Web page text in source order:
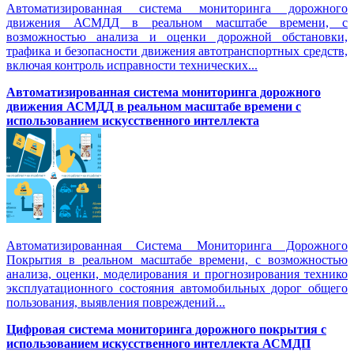
Автоматизированная система мониторинга дорожного
движения АСМДД в реальном масштабе времени, с
возможностью анализа и оценки дорожной обстановки,
трафика и безопасности движения автотранспортных средств,
включая контроль исправности технических...
Автоматизированная cистема мониторинга дорожного
движения АСМДД в реальном масштабе времени с
использованием искусственного интеллекта
Автоматизированная Система Мониторинга Дорожного
Покрытия в реальном масштабе времени, с возможностью
анализа, оценки, моделирования и прогнозирования технико
эксплуатационного состояния автомобильных дорог общего
пользования, выявления повреждений...
Цифровая система мониторинга дорожного покрытия с
использованием искусственного интеллекта АСМДП